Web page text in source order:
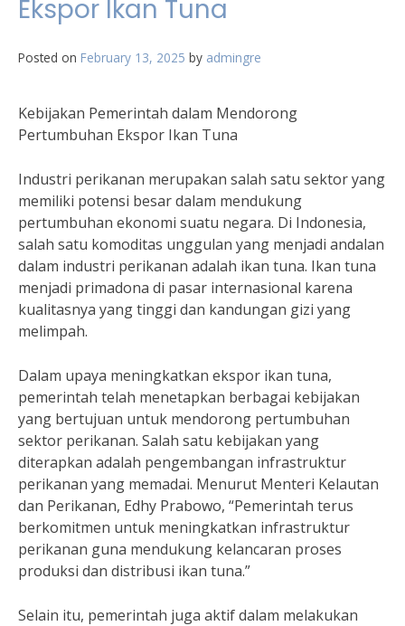
Ekspor Ikan Tuna
Posted on February 13, 2025 by admingre
Kebijakan Pemerintah dalam Mendorong
Pertumbuhan Ekspor Ikan Tuna
Industri perikanan merupakan salah satu sektor yang
memiliki potensi besar dalam mendukung
pertumbuhan ekonomi suatu negara. Di Indonesia,
salah satu komoditas unggulan yang menjadi andalan
dalam industri perikanan adalah ikan tuna. Ikan tuna
menjadi primadona di pasar internasional karena
kualitasnya yang tinggi dan kandungan gizi yang
melimpah.
Dalam upaya meningkatkan ekspor ikan tuna,
pemerintah telah menetapkan berbagai kebijakan
yang bertujuan untuk mendorong pertumbuhan
sektor perikanan. Salah satu kebijakan yang
diterapkan adalah pengembangan infrastruktur
perikanan yang memadai. Menurut Menteri Kelautan
dan Perikanan, Edhy Prabowo, “Pemerintah terus
berkomitmen untuk meningkatkan infrastruktur
perikanan guna mendukung kelancaran proses
produksi dan distribusi ikan tuna.”
Selain itu, pemerintah juga aktif dalam melakukan